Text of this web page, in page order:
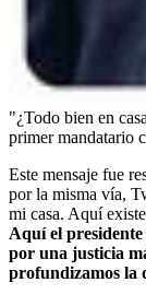
"¿Todo bien en
primer mandatario
Este mensaje fue
por la misma vía,
mi casa. Aquí
Aquí el
por una justicia
profundizamos la